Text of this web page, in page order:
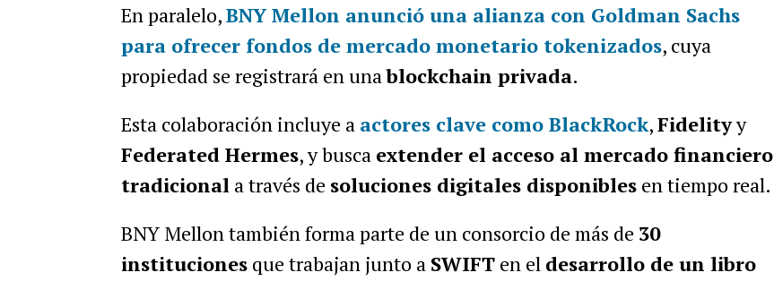
En paralelo,BNY Mellon anunció una alianza con Goldman Sachs
para ofrecer fondos de mercado monetario tokenizados, cuya
propiedad se registrará en unablockchain privada.
Esta colaboración incluye a actores clave como BlackRock,Fidelityy
Federated Hermes, y busca extender el acceso al mercado financiero
tradicional a través de soluciones digitales disponiblesen tiempo real.
BNY Mellon también forma parte de un consorcio de más de 30
institucionesque trabajan junto a SWIFTen el desarrollo de un libro